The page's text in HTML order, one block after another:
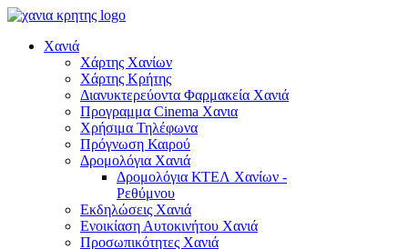
Χανιά
Χάρτης Χανίων
Χάρτης Κρήτης
Διανυκτερεύοντα Φαρμακεία Χανιά
Προγραμμα Cinema Χανια
Χρήσιμα Τηλέφωνα
Πρόγνωση Καιρού
Δρομολόγια Χανιά
Δρομολόγια ΚΤΕΛ Χανίων -
Ρεθύμνου
Εκδηλώσεις Χανιά
Ενοικίαση Αυτοκινήτου Χανιά
Προσωπικότητες Χανιά